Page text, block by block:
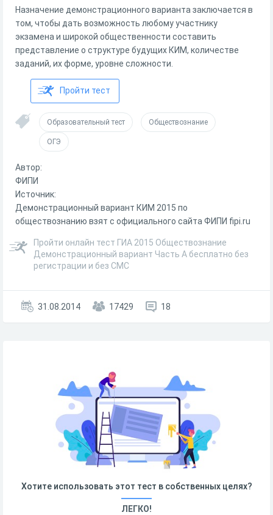
Назначение демонстрационного варианта заключается в
том, чтобы дать возможность любому участнику
экзамена и широкой общественности составить
представление о структуре будущих КИМ, количестве
заданий, их форме, уровне сложности.
Пройти тест
Образовательный тест Обществознание
ОГЭ
Автор:
ФИПИ
Источник:
Демонстрационный вариант КИМ 2015 по
обществознанию взят с официального сайта ФИПИ fipi.ru
Пройти онлайн тест ГИА 2015 Обществознание
Демонстрационный вариант Часть А бесплатно без
регистрации и без СМС
31.08.2014 17429 18
Хотите использовать этот тест в собственных целях?
ЛЕГКО!